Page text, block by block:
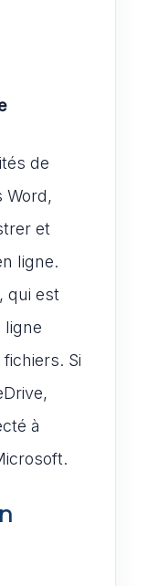
de
Word,
et
ligne.
qui est
ligne
Si
à